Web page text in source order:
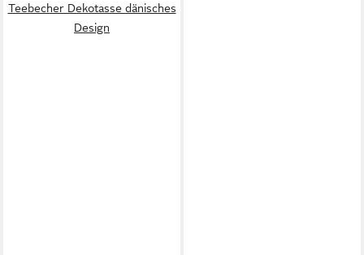
Teebecher Dekotasse dänisches
Design